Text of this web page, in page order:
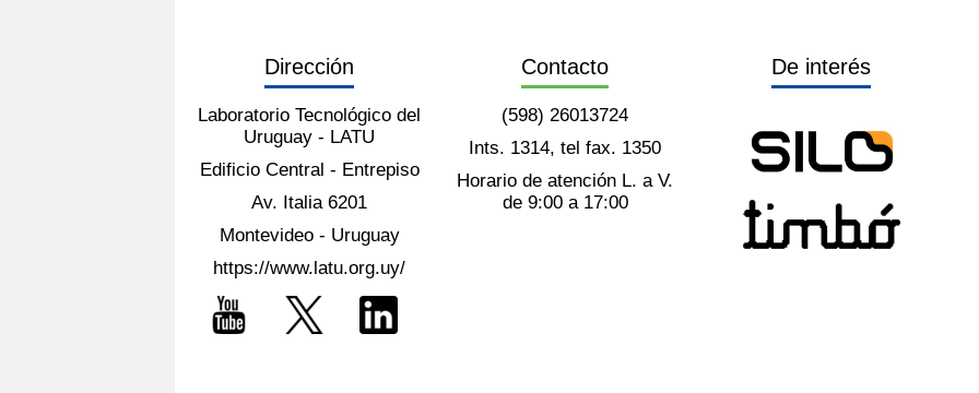
Dirección
Laboratorio Tecnológico del
Uruguay - LATU
Edificio Central - Entrepiso
Av. Italia 6201
Montevideo - Uruguay
https://www.latu.org.uy/
Contacto
(598) 26013724
Ints. 1314, tel fax. 1350
Horario de atención L. a V.
de 9:00 a 17:00
De interés